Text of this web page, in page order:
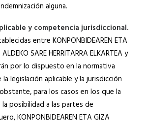
alguna.
y competencia jurisdiccional.
entre KONPONBIDEAREN ETA
SARE HERRITARRA ELKARTEA y
por lo dispuesto en la normativa
legislación aplicable y la jurisdicción
para los casos en los que la
posibilidad a las partes de
KONPONBIDEAREN ETA GIZA